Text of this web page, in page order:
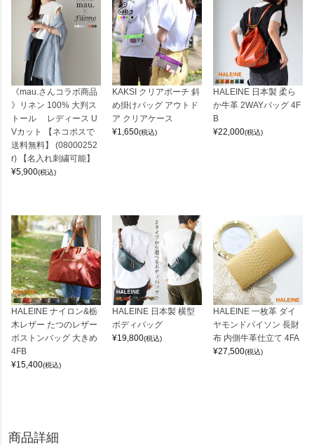
《mau.さんコラボ商品
》リネン 100% 大判ス
トール レディース U
Vカット 【ネコポスで
送料無料】 (08000252
r) 【名入れ刺繍可能】
¥5,900(税込)
KAKSI クリアポーチ 斜
め掛けバッグ アウトド
ア クリアケース
¥1,650(税込)
HALEINE 日本製 柔ら
か牛革 2WAYバッグ 4F
B
¥22,000(税込)
HALEINE ナイロン&栃
木レザー たつのレザー
ボストンバッグ 大きめ
4FB
¥15,400(税込)
HALEINE 日本製 横型
ボディバッグ
¥19,800(税込)
HALEINE 一枚革 ダイ
ヤモンドパイソン 長財
布 内側牛革仕立て 4FA
¥27,500(税込)
商品詳細